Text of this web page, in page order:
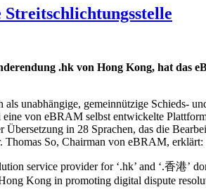
.hk von Hong Kong, hat das
unabhängige, gemeinnützige Schieds-
von eBRAM selbst entwickelte
in 28 Sprachen, das die
So, Chairman von eBRAM, erklärt:
service provider for ‘.hk’ and ‘.香港’
Kong in promoting digital dispute